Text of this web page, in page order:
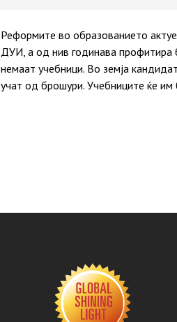
Реформите во образованието
ДУИ, а од нив годинава
немаaт учебници. Во земја
учат од брошури. Учебниците ќе